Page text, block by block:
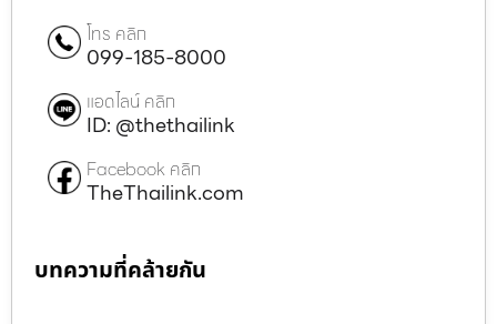
โทร คลิก
099-185-8000
แอดไลน์ คลิก
ID: @thethailink
Facebook คลิก
TheThailink.com
บทความที่คล้ายกัน